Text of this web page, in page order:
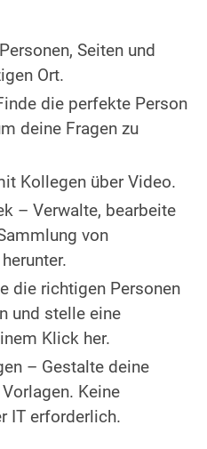
Seiten und
Ort.
die perfekte Person
deine Fragen zu
Kollegen über Video.
– Verwalte, bearbeite
von
die richtigen Personen
und stelle eine
Klick her.
– Gestalte deine
Keine
IT erforderlich.